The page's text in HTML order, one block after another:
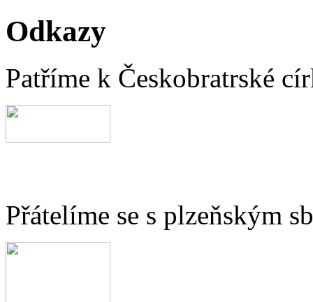
Odkazy
Patříme k Českobratrské
Přátelíme se s plzeňským